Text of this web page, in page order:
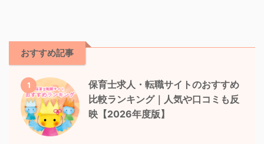
おすすめ記事
1
保育士求人・転職サイトのおすすめ
比較ランキング｜人気や口コミも反
映【2026年度版】